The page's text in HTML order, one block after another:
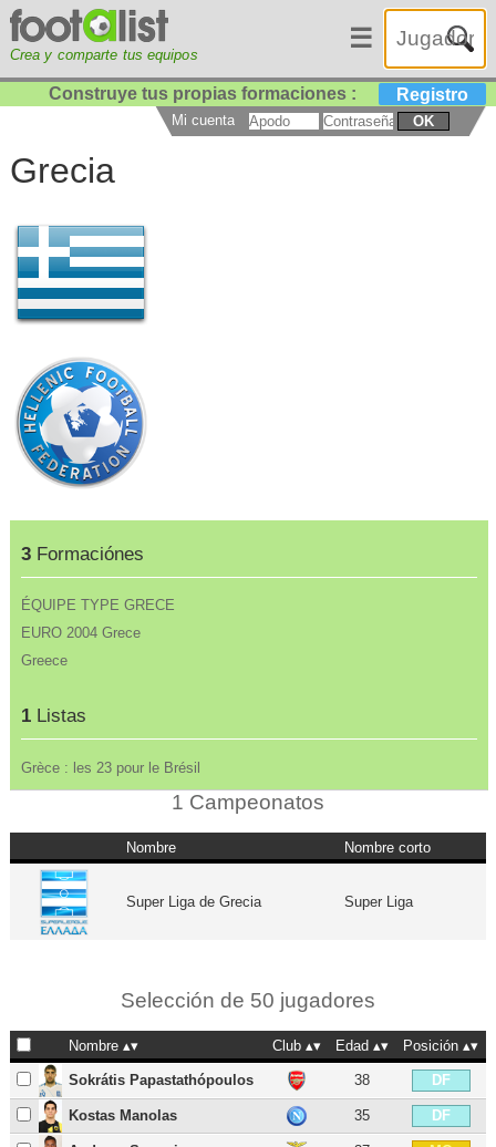
Crea y comparte tus equipos
☰
Construye tus propias formaciones : Registro
Mi cuenta OK
Grecia
3Formaciónes
ÉQUIPE TYPE GRECE
EURO 2004 Grece
Greece
1Listas
Grèce : les 23 pour le Brésil
1 Campeonatos
Nombre Nombre corto
Super Liga de Grecia Super Liga
Selección de 50 jugadores
Nombre Club Edad Posición
Sokrátis Papastathópoulos 38 DF
Kostas Manolas 35 DF